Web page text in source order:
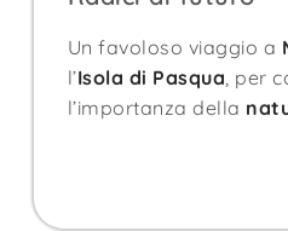
Un favoloso viaggio a
l’Isola di Pasqua , per
l’importanza della